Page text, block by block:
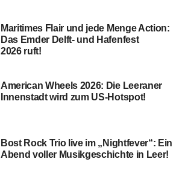
Mari­ti­mes Flair und jede Men­ge Action:
Das Emder Delft- und Hafen­fest
2026 ruft!
Ame­ri­can Wheels 2026: Die Leera­ner
Innen­stadt wird zum US-Hotspot!
Bost Rock Trio live im „Night­fe­ver“: Ein
Abend vol­ler Musik­ge­schich­te in Leer!